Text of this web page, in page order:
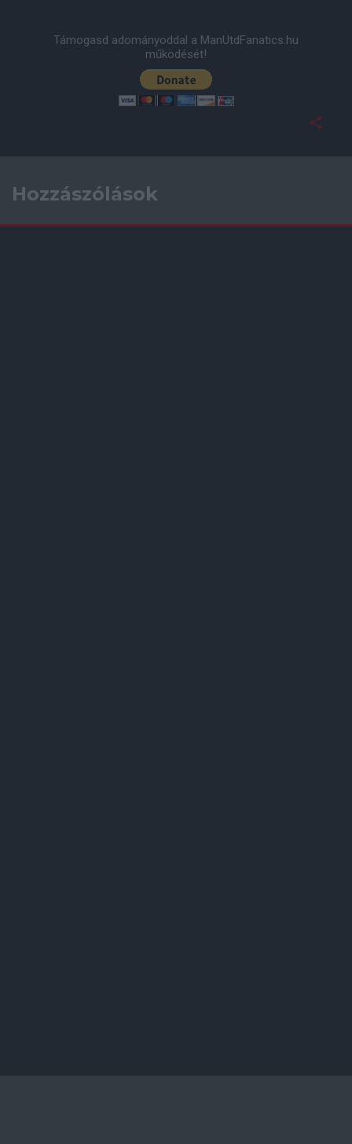
Támogasd adományoddal a ManUtdFanatics.hu
működését!
Hozzászólások